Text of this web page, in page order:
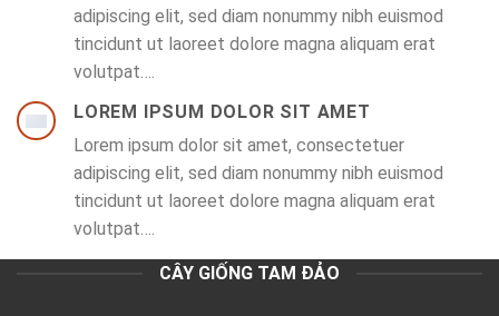
adipiscing elit, sed diam nonummy nibh euismod
tincidunt ut laoreet dolore magna aliquam erat
volutpat….
LOREM IPSUM DOLOR SIT AMET
Lorem ipsum dolor sit amet, consectetuer
adipiscing elit, sed diam nonummy nibh euismod
tincidunt ut laoreet dolore magna aliquam erat
volutpat….
CÂY GIỐNG TAM ĐẢO